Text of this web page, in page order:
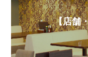
【店舗